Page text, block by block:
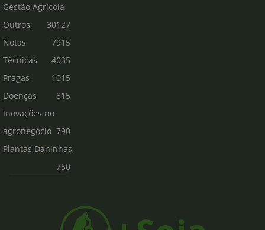
Gestão Agrícola
30127
Outros
7915
Notas
Técnicas
4035
Pragas
1015
Doenças
815
Inovações no
agronegócio 790
Plantas Daninhas
750